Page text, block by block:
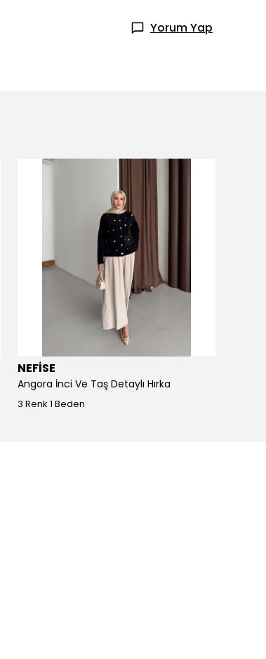
Yorum Yap
NEFİSE
Angora İnci Ve Taş Detaylı Hırka
3 Renk 1 Beden